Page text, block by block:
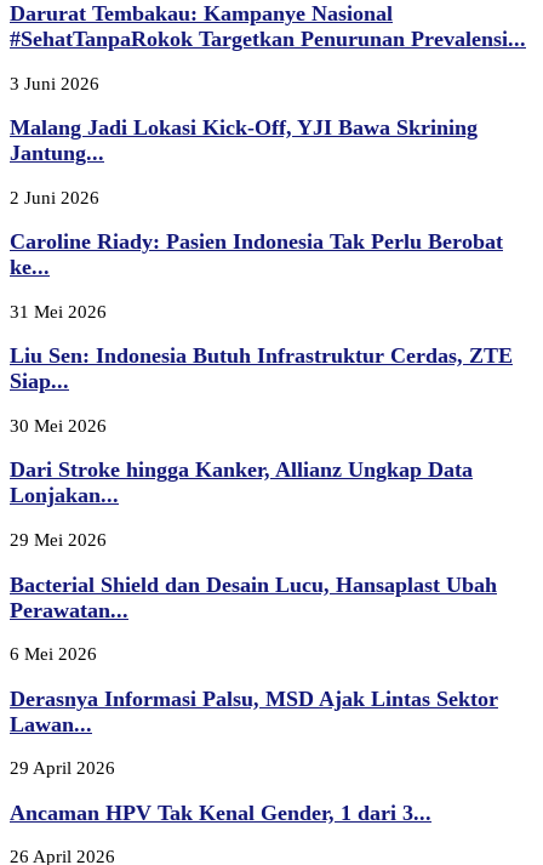
Darurat Tembakau: Kampanye Nasional
#SehatTanpaRokok Targetkan Penurunan Prevalensi...
3 Juni 2026
Malang Jadi Lokasi Kick-Off, YJI Bawa Skrining
Jantung...
2 Juni 2026
Caroline Riady: Pasien Indonesia Tak Perlu Berobat
ke...
31 Mei 2026
Liu Sen: Indonesia Butuh Infrastruktur Cerdas, ZTE
Siap...
30 Mei 2026
Dari Stroke hingga Kanker, Allianz Ungkap Data
Lonjakan...
29 Mei 2026
Bacterial Shield dan Desain Lucu, Hansaplast Ubah
Perawatan...
6 Mei 2026
Derasnya Informasi Palsu, MSD Ajak Lintas Sektor
Lawan...
29 April 2026
Ancaman HPV Tak Kenal Gender, 1 dari 3...
26 April 2026